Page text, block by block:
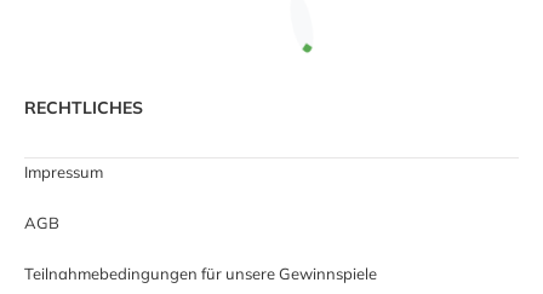
RECHTLICHES
Impressum
AGB
Teilnahmebedingungen für unsere Gewinnspiele